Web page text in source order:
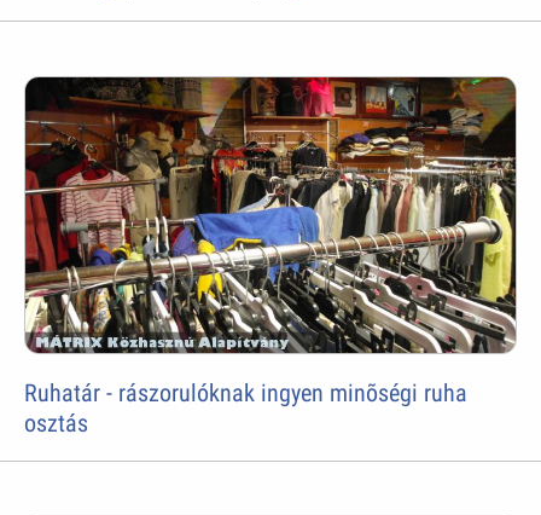
Ruhatár - rászorulóknak ingyen minõségi ruha
osztás